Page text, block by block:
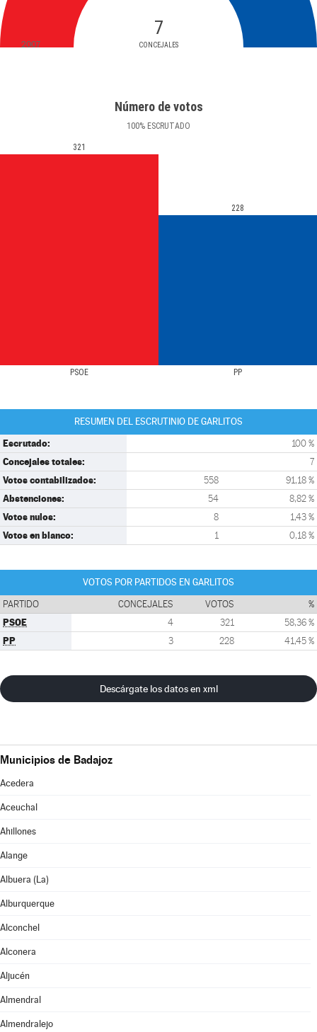
7
CONCEJALES
2007
Número de votos
100% ESCRUTADO
PSOE PP
321
228
RESUMEN DEL ESCRUTINIO DE GARLITOS
Escrutado: 100 %
Concejales totales: 7
Votos contabilizados: 558 91,18 %
Abstenciones: 54 8,82 %
Votos nulos: 8 1,43 %
Votos en blanco: 1 0,18 %
VOTOS POR PARTIDOS EN GARLITOS
PARTIDO CONCEJALES VOTOS %
PSOE 4 321 58,36 %
PP 3 228 41,45 %
Descárgate los datos en xml
Municipios de Badajoz
Acedera
Aceuchal
Ahillones
Alange
Albuera (La)
Alburquerque
Alconchel
Alconera
Aljucén
Almendral
Almendralejo